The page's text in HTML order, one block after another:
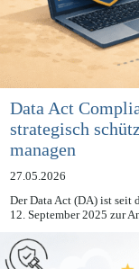
Data Act
strategisch
managen
27.05.2026
Der Data Act (DA) ist seit